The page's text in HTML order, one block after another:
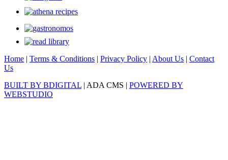
Home | Terms & Conditions | Privacy Policy | About Us | Contact
Us
BUILT BY BDIGITAL | ADA CMS | POWERED BY
WEBSTUDIO